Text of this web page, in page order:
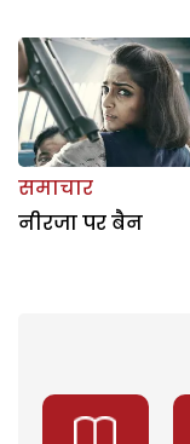
समाचार
नीरजा पर बैन